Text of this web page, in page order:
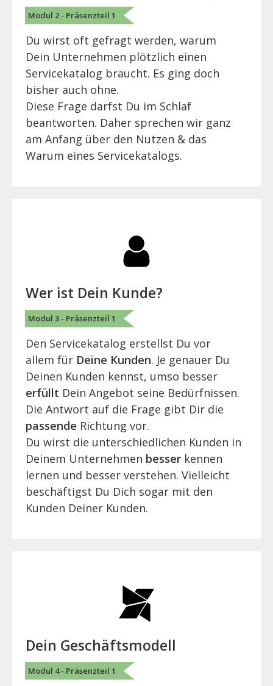
Modul 2 - Präsenzteil 1
Du wirst oft gefragt werden, warum
Dein Unternehmen plötzlich einen
Servicekatalog braucht. Es ging doch
bisher auch ohne.
Diese Frage darfst Du im Schlaf
beantworten. Daher sprechen wir ganz
am Anfang über den Nutzen & das
Warum eines Servicekatalogs.
Wer ist Dein Kunde?
Modul 3 - Präsenzteil 1
Den Servicekatalog erstellst Du vor
allem für Deine Kunden. Je genauer Du
Deinen Kunden kennst, umso besser
erfüllt Dein Angebot seine Bedürfnissen.
Die Antwort auf die Frage gibt Dir die
passende Richtung vor.
Du wirst die unterschiedlichen Kunden in
Deinem Unternehmen besser kennen
lernen und besser verstehen. Vielleicht
beschäftigst Du Dich sogar mit den
Kunden Deiner Kunden.
Dein Geschäftsmodell
Modul 4 - Präsenzteil 1